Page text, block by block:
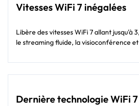
Vitesses WiFi 7 inégalées
Libère des vitesses WiFi 7 allant jusqu'à
le streaming fluide, la visioconférence
Dernière technologie WiFi 7